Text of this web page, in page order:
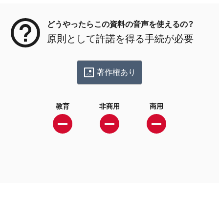
どうやったらこの資料の音声を使えるの？
原則として許諾を得る手続が必要
著作権あり
教育 非商用 商用